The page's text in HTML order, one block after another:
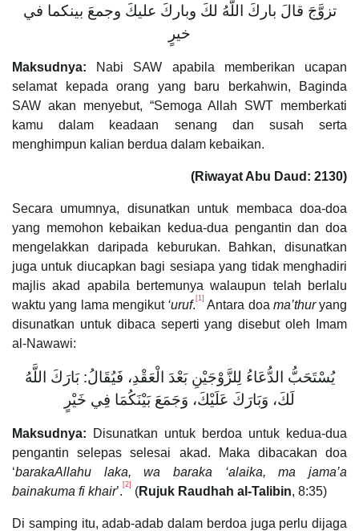
تزوَّجَ قالَ باركَ اللَّهُ لكَ وباركَ عليكَ وجمعَ بينكما في
خيرٍ
Maksudnya:
Nabi SAW apabila memberikan ucapan
selamat kepada orang yang baru berkahwin, Baginda
SAW akan menyebut, “Semoga Allah SWT memberkati
kamu dalam keadaan senang dan susah serta
menghimpun kalian berdua dalam kebaikan.
(Riwayat Abu Daud: 2130)
Secara umumnya, disunatkan untuk membaca doa-doa
yang memohon kebaikan kedua-dua pengantin dan doa
mengelakkan daripada keburukan. Bahkan, disunatkan
juga untuk diucapkan bagi sesiapa yang tidak menghadiri
majlis akad apabila bertemunya walaupun telah berlalu
waktu yang lama mengikut ‘uruf. [1] Antara doa ma’thuryang
disunatkan untuk dibaca seperti yang disebut oleh Imam
al-Nawawi:
يُسْتَحَبُّ الدُّعَاءُ لِلزَّوْجَيْنِ بَعْدَ الْعَقْدِ، فَيُقَالُ: ‌بَارَكَ ‌اللَّهُ
‌لَكَ، وَبَارَكَ عَلَيْكَ، ‌وَجَمَعَ ‌بَيْنَكُمَا فِي خَيْرٍ
Maksudnya:
Disunatkan untuk berdoa untuk kedua-dua
pengantin selepas selesai akad. Maka dibacakan doa
‘barakaAllahu laka, wa baraka ‘alaika, ma jama’a
bainakuma fi khair’. [2] (Rujuk Raudhah al-Talibin, 8:35)
Di samping itu, adab-adab dalam berdoa juga perlu dijaga